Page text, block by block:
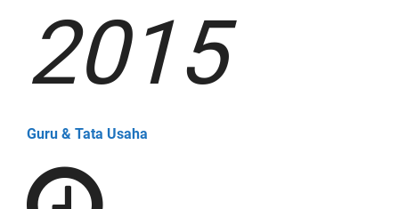
2015
Guru & Tata Usaha